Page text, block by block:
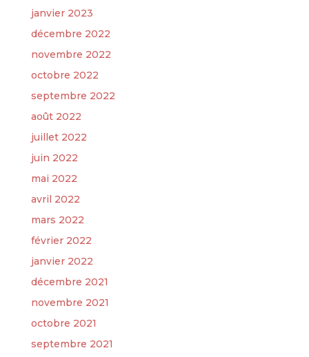
janvier 2023
décembre 2022
novembre 2022
octobre 2022
septembre 2022
août 2022
juillet 2022
juin 2022
mai 2022
avril 2022
mars 2022
février 2022
janvier 2022
décembre 2021
novembre 2021
octobre 2021
septembre 2021